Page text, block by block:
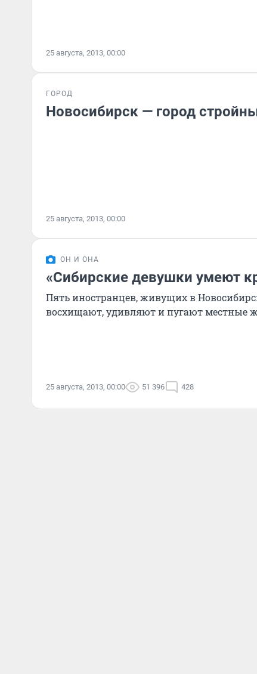
25 августа, 2013, 00:00
ГОРОД
Новосибирск — город
25 августа, 2013, 00:00
ОН И ОНА
«Сибирские девушки умеют
Пять иностранцев, живущих в
восхищают, удивляют и пугают местные
25 августа, 2013, 00:00 51 396 428